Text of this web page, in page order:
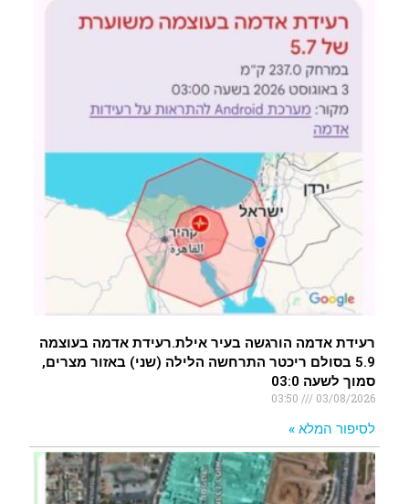
רעידת אדמה הורגשה בעיר אילת.רעידת אדמה בעוצמה
5.9 בסולם ריכטר התרחשה הלילה (שני) באזור מצרים,
סמוך לשעה 03:0
03/08/2026
לסיפור המלא »